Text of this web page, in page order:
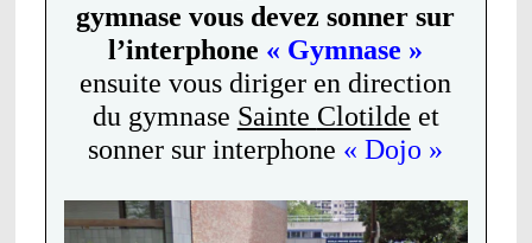
gymnase vous devez sonner sur
l’interphone « Gymnase »
ensuite vous diriger en direction
du gymnase Sainte Clotilde et
sonner sur interphone « Dojo »